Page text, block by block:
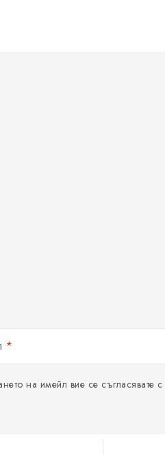
на имейл вие се съгласявате с